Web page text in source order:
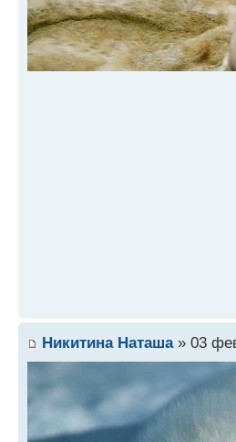
Никитина Наташа» 03